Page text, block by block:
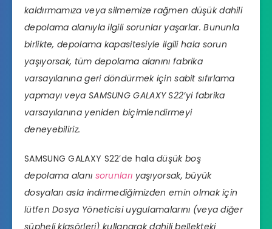
kaldırmamıza veya silmemize rağmen düşük dahili
depolama alanıyla ilgili sorunlar yaşarlar. Bununla
birlikte, depolama kapasitesiyle ilgili hala sorun
yaşıyorsak, tüm depolama alanını fabrika
varsayılanına geri döndürmek içinsabit sıfırlama
yapmayı veya SAMSUNG GALAXY S22’yi fabrika
varsayılanına yeniden biçimlendirmeyi
deneyebiliriz.
SAMSUNG GALAXY S22’de haladüşük boş
depolama alanı sorunları yaşıyorsak, büyük
dosyaları asla indirmediğimizden emin olmak için
lütfen Dosya Yöneticisi uygulamalarını (veya diğer